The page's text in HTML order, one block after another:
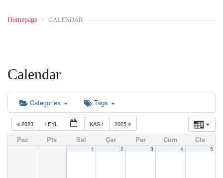
Homepage > CALENDAR
Calendar
Categories Tags
2023 EYL KAS 2025
Paz Pts Sal Çar Per Cum Cts
1 2 3 4 5